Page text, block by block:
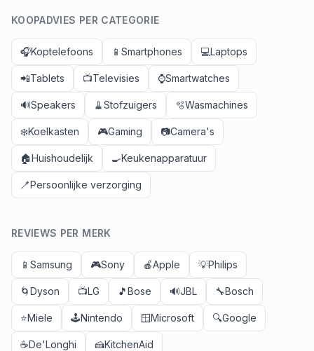
KOOPADVIES PER CATEGORIE
🎧Koptelefoons 📱 Smartphones 💻Laptops
📲Tablets 📺Televisies ⌚Smartwatches
🔊Speakers 🧹Stofzuigers 🫧Wasmachines
❄️Koelkasten 🎮Gaming 📷Camera's
🏠Huishoudelijk 🍳Keukenapparatuur
🪥Persoonlijke verzorging
REVIEWS PER MERK
📱 Samsung 🎮Sony 🍎Apple 💡Philips
🌀Dyson 📺LG 🎵Bose 🔊JBL 🔧Bosch
⭐Miele 🕹️Nintendo 🪟Microsoft 🔍Google
☕De'Longhi 🍰KitchenAid